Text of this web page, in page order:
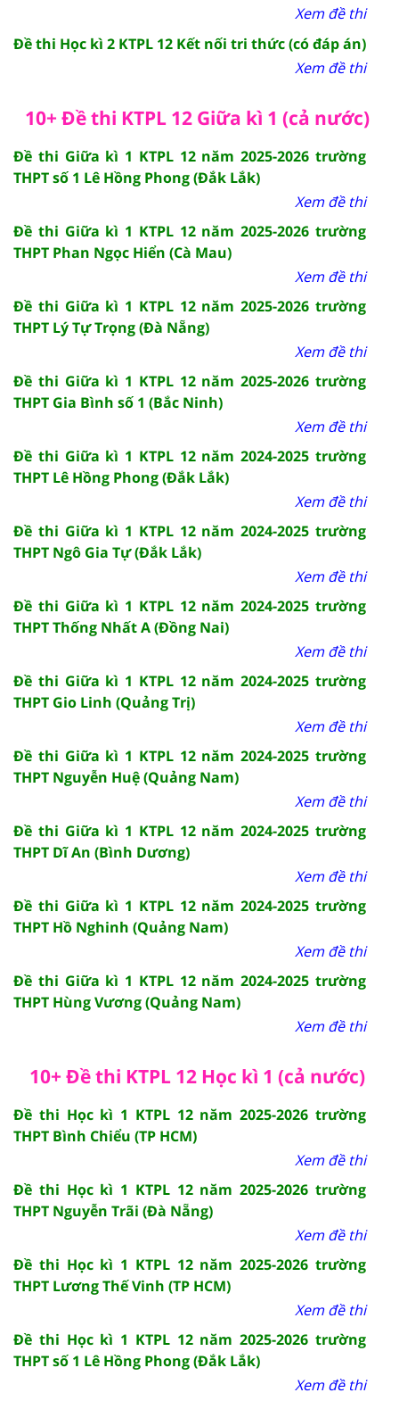
Xem đề thi
Đề thi Học kì 2 KTPL 12 Kết nối tri thức (có đáp án)
Xem đề thi
10+ Đề thi KTPL 12 Giữa kì 1 (cả nước)
Đề thi Giữa kì 1 KTPL 12 năm 2025-2026 trường
THPT số 1 Lê Hồng Phong (Đắk Lắk)
Xem đề thi
Đề thi Giữa kì 1 KTPL 12 năm 2025-2026 trường
THPT Phan Ngọc Hiển (Cà Mau)
Xem đề thi
Đề thi Giữa kì 1 KTPL 12 năm 2025-2026 trường
THPT Lý Tự Trọng (Đà Nẵng)
Xem đề thi
Đề thi Giữa kì 1 KTPL 12 năm 2025-2026 trường
THPT Gia Bình số 1 (Bắc Ninh)
Xem đề thi
Đề thi Giữa kì 1 KTPL 12 năm 2024-2025 trường
THPT Lê Hồng Phong (Đắk Lắk)
Xem đề thi
Đề thi Giữa kì 1 KTPL 12 năm 2024-2025 trường
THPT Ngô Gia Tự (Đắk Lắk)
Xem đề thi
Đề thi Giữa kì 1 KTPL 12 năm 2024-2025 trường
THPT Thống Nhất A (Đồng Nai)
Xem đề thi
Đề thi Giữa kì 1 KTPL 12 năm 2024-2025 trường
THPT Gio Linh (Quảng Trị)
Xem đề thi
Đề thi Giữa kì 1 KTPL 12 năm 2024-2025 trường
THPT Nguyễn Huệ (Quảng Nam)
Xem đề thi
Đề thi Giữa kì 1 KTPL 12 năm 2024-2025 trường
THPT Dĩ An (Bình Dương)
Xem đề thi
Đề thi Giữa kì 1 KTPL 12 năm 2024-2025 trường
THPT Hồ Nghinh (Quảng Nam)
Xem đề thi
Đề thi Giữa kì 1 KTPL 12 năm 2024-2025 trường
THPT Hùng Vương (Quảng Nam)
Xem đề thi
10+ Đề thi KTPL 12 Học kì 1 (cả nước)
Đề thi Học kì 1 KTPL 12 năm 2025-2026 trường
THPT Bình Chiểu (TP HCM)
Xem đề thi
Đề thi Học kì 1 KTPL 12 năm 2025-2026 trường
THPT Nguyễn Trãi (Đà Nẵng)
Xem đề thi
Đề thi Học kì 1 KTPL 12 năm 2025-2026 trường
THPT Lương Thế Vinh (TP HCM)
Xem đề thi
Đề thi Học kì 1 KTPL 12 năm 2025-2026 trường
THPT số 1 Lê Hồng Phong (Đắk Lắk)
Xem đề thi